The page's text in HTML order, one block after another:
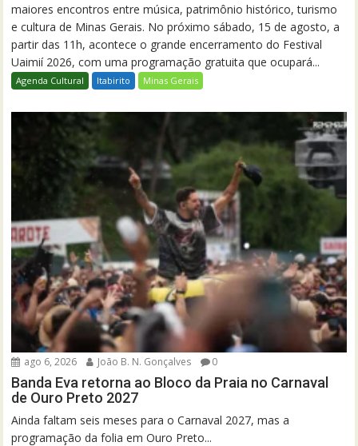
maiores encontros entre música, patrimônio histórico, turismo
e cultura de Minas Gerais. No próximo sábado, 15 de agosto, a
partir das 11h, acontece o grande encerramento do Festival
Uaimií 2026, com uma programação gratuita que ocupará...
Agenda Cultural Itabirito Minas Gerais
ago 6, 2026 João B. N. Gonçalves 0
Banda Eva retorna ao Bloco da Praia no Carnaval
de Ouro Preto 2027
Ainda faltam seis meses para o Carnaval 2027, mas a
programação da folia em Ouro Preto...